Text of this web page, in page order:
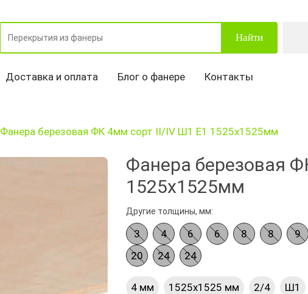
Найти
Доставка и оплата Блог о фанере Контакты
Фанера березовая ФК 4мм сорт II/IV Ш1 Е1 1525х1525мм
Фанера березовая
1525х1525мм
Другие толщины, мм:
3 4 6 6 8 8 9
20
24 24
4 мм 1525х1525 мм 2/4 Ш1